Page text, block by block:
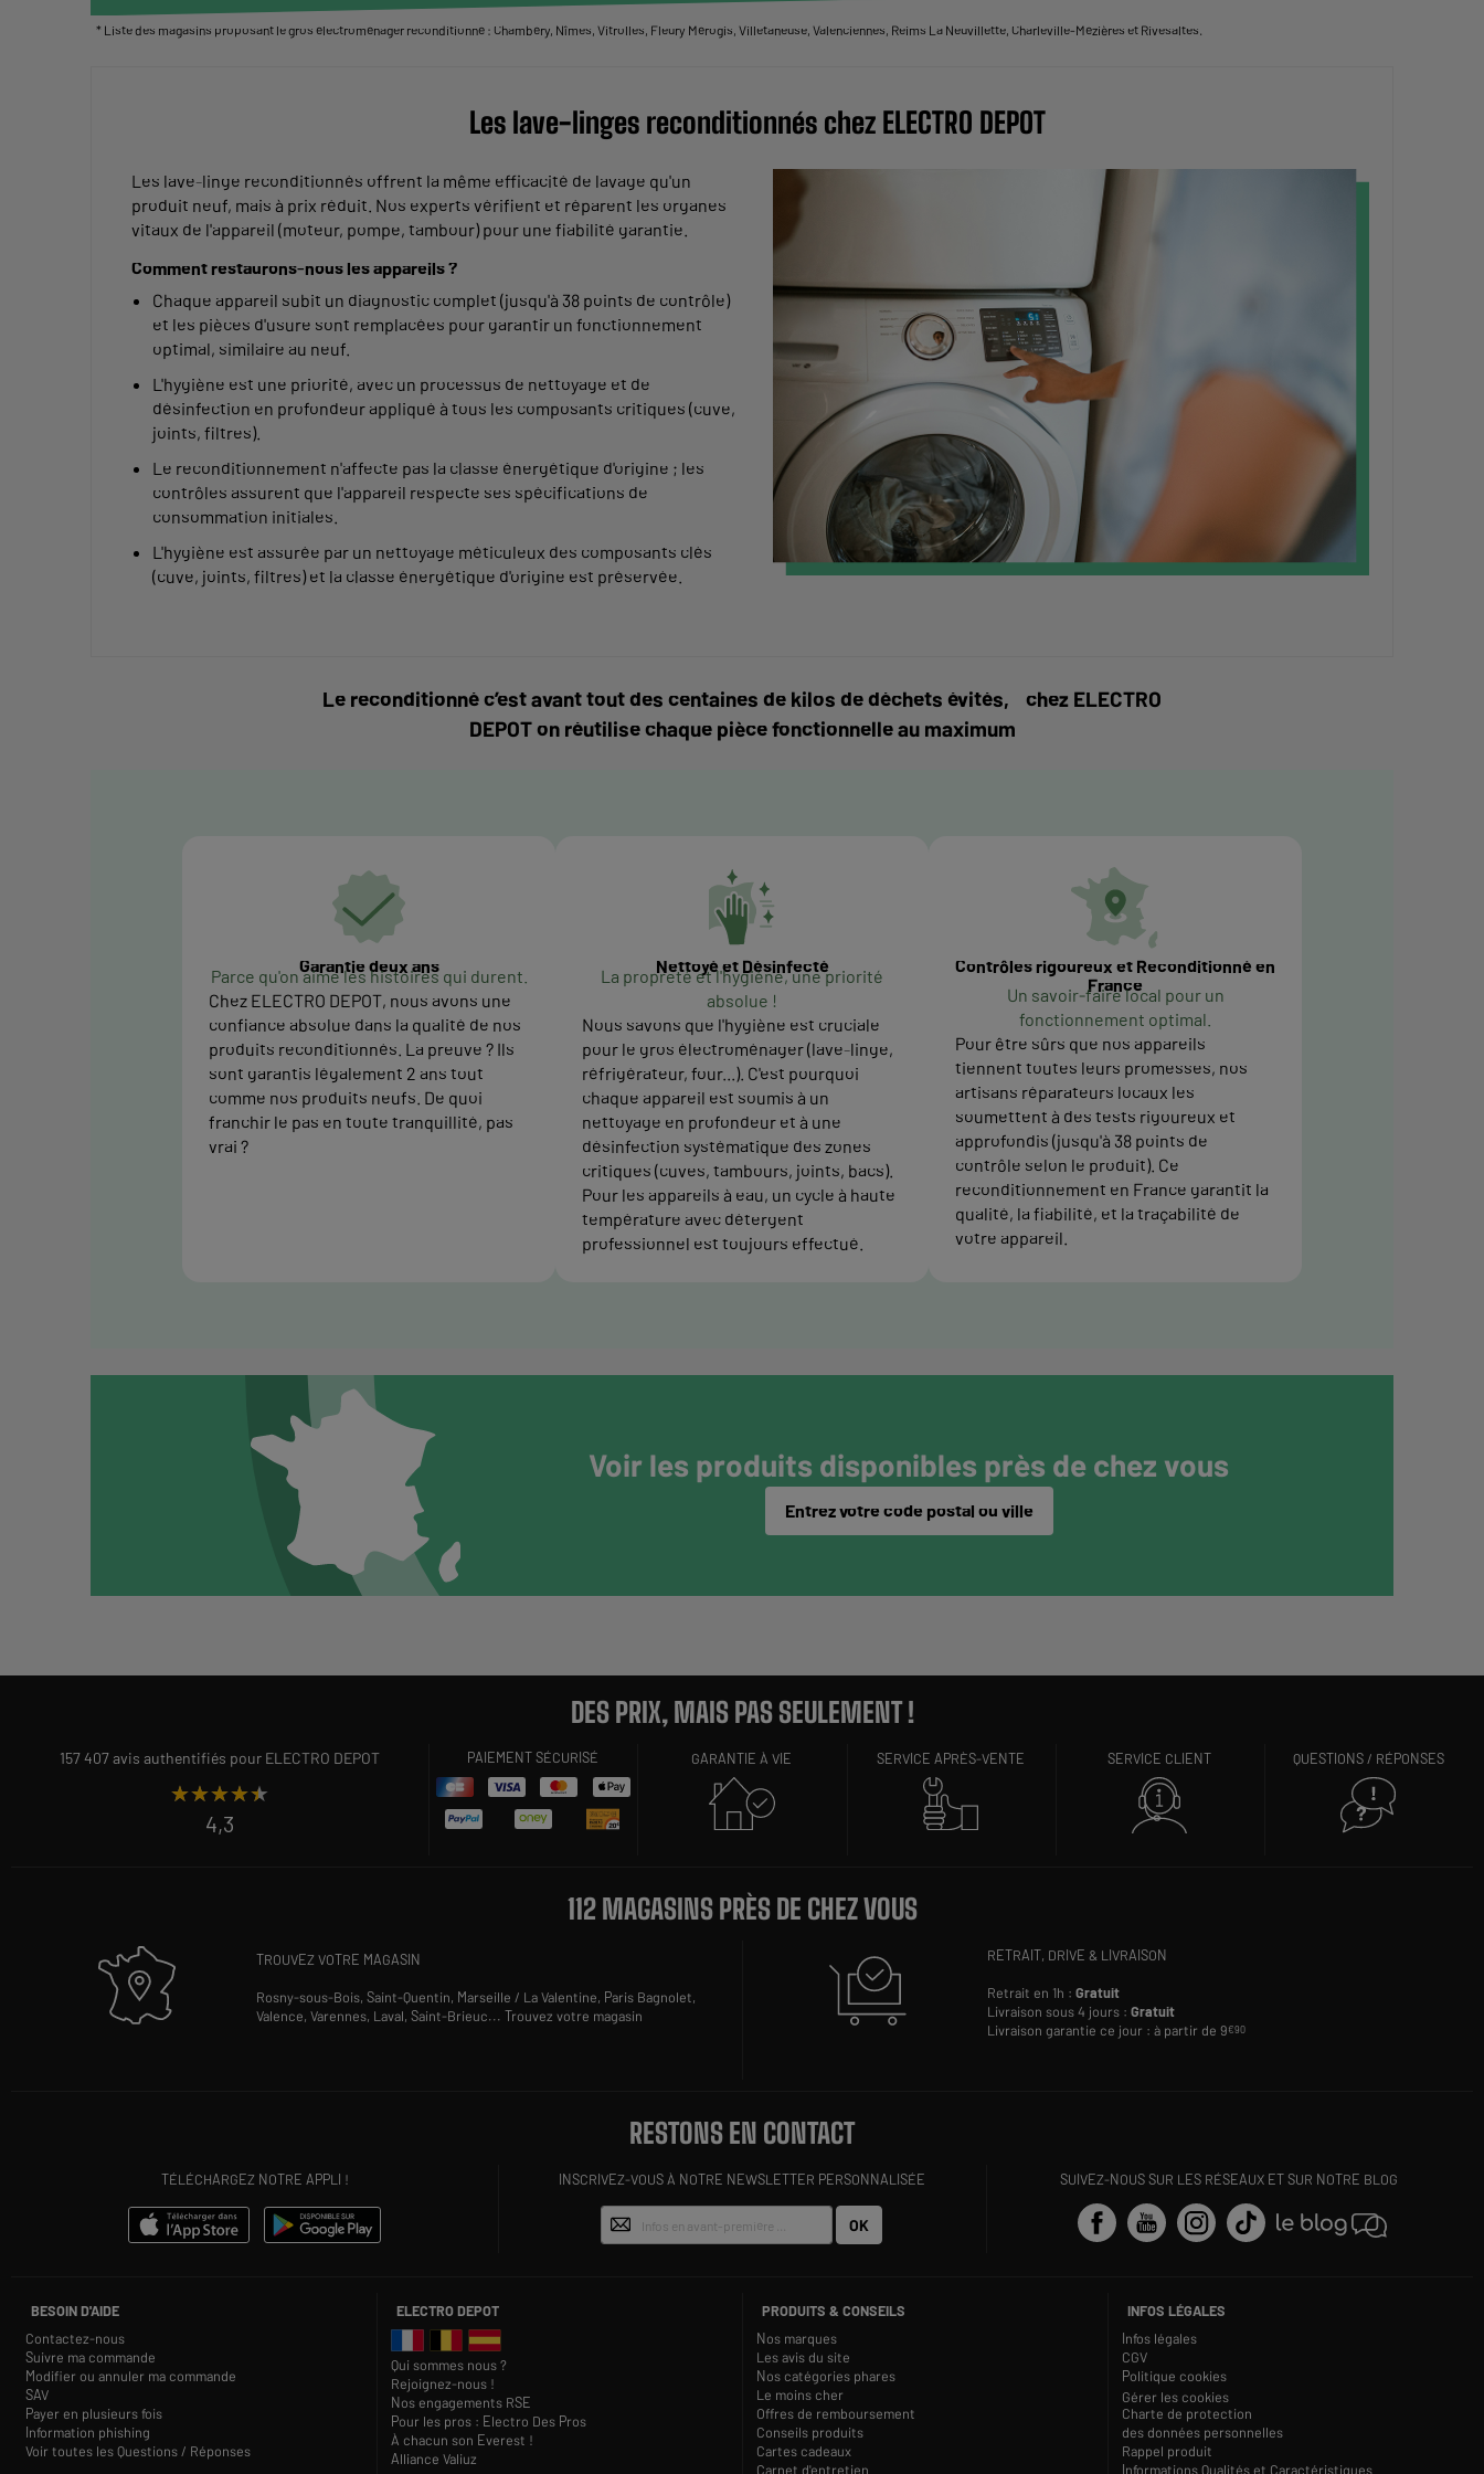
* Liste des magasins proposant le gros électroménager reconditionné : Chambéry, Nîmes, Vitrolles, Fleury Mérogis, Villetaneuse, Valenciennes, Reims La Neuvillette, Charleville-Mézières et Rivesaltes.
Les lave-linges reconditionnés chez ELECTRO DEPOT
Les lave-linge reconditionnés offrent la même efficacité de lavage qu'un
produit neuf, mais à prix réduit. Nos experts vérifient et réparent les organes
vitaux de l'appareil (moteur, pompe, tambour) pour une fiabilité garantie.
Comment restaurons-nous les appareils ?
Chaque appareil subit un diagnostic complet (jusqu'à 38 points de contrôle)
et les pièces d'usure sont remplacées pour garantir un fonctionnement
optimal, similaire au neuf.
L'hygiène est une priorité, avec un processus de nettoyage et de
désinfection en profondeur appliqué à tous les composants critiques (cuve,
joints, filtres).
Le reconditionnement n'affecte pas la classe énergétique d'origine ; les
contrôles assurent que l'appareil respecte ses spécifications de
consommation initiales.
L'hygiène est assurée par un nettoyage méticuleux des composants clés
(cuve, joints, filtres) et la classe énergétique d'origine est préservée.
Le reconditionné c’est avant tout des centaines de kilos de déchets évités, chez ELECTRO
DEPOT on réutilise chaque pièce fonctionnelle au maximum
Garantie deux ans
Parce qu'on aime les histoires qui durent.
Chez ELECTRO DEPOT, nous avons une
confiance absolue dans la qualité de nos
produits reconditionnés. La preuve ? Ils
sont garantis légalement 2 ans tout
comme nos produits neufs. De quoi
franchir le pas en toute tranquillité, pas
vrai ?
Nettoyé et Désinfecté
La propreté et l'hygiène, une priorité
absolue !
Nous savons que l'hygiène est cruciale
pour le gros électroménager (lave-linge,
réfrigérateur, four...). C'est pourquoi
chaque appareil est soumis à un
nettoyage en profondeur et à une
désinfection systématique des zones
critiques (cuves, tambours, joints, bacs).
Pour les appareils à eau, un cycle à haute
température avec détergent
professionnel est toujours effectué.
Contrôles rigoureux et Reconditionné en
France
Un savoir-faire local pour un
fonctionnement optimal.
Pour être sûrs que nos appareils
tiennent toutes leurs promesses, nos
artisans réparateurs locaux les
soumettent à des tests rigoureux et
approfondis (jusqu'à 38 points de
contrôle selon le produit). Ce
reconditionnement en France garantit la
qualité, la fiabilité, et la traçabilité de
votre appareil.
Voir les produits disponibles près de chez vous
Entrez votre code postal ou ville
DES PRIX, MAIS PAS SEULEMENT !
157 407 avis authentifiés pour ELECTRO DEPOT
★★★★★
★★★★★
4,3
PAIEMENT SÉCURISÉ GARANTIE À VIE SERVICE APRÈS-VENTE SERVICE CLIENT QUESTIONS / RÉPONSES
112 MAGASINS PRÈS DE CHEZ VOUS
TROUVEZ VOTRE MAGASIN
Rosny-sous-Bois,Saint-Quentin, Marseille / La Valentine, Paris Bagnolet,
Valence,Varennes, Laval,Saint-Brieuc...Trouvez votre magasin
RETRAIT, DRIVE & LIVRAISON
Retrait en 1h :Gratuit
Livraison sous 4 jours :Gratuit
Livraison garantie ce jour : à partir de 9€90
RESTONS EN CONTACT
TÉLÉCHARGEZ NOTRE APPLI ! INSCRIVEZ-VOUS À NOTRE NEWSLETTER PERSONNALISÉE
OK
SUIVEZ-NOUS SUR LES RÉSEAUX ET SUR NOTRE BLOG
BESOIN D'AIDE
Contactez-nous
Suivre ma commande
Modifier ou annuler ma commande
SAV
Payer en plusieurs fois
Information phishing
Voir toutes les Questions / Réponses
ELECTRO DEPOT
Qui sommes nous ?
Rejoignez-nous !
Nos engagements RSE
Pour les pros : Electro Des Pros
À chacun son Everest !
Alliance Valiuz
PRODUITS & CONSEILS
Nos marques
Les avis du site
Nos catégories phares
Le moins cher
Offres de remboursement
Conseils produits
Cartes cadeaux
Carnet d'entretien
INFOS LÉGALES
Infos légales
CGV
Politique cookies
Gérer les cookies
Charte de protection
des données personnelles
Rappel produit
Informations Qualités et Caractéristiques